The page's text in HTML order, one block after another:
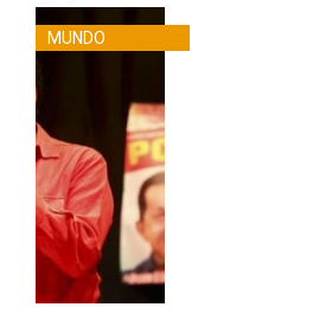
MUNDO